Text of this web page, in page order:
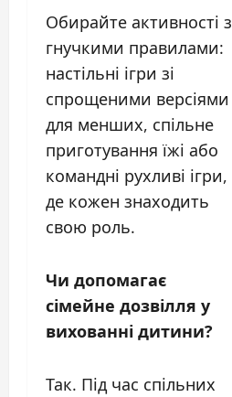
Обирайте активності з
гнучкими правилами:
настільні ігри зі
спрощеними версіями
для менших, спільне
приготування їжі або
командні рухливі ігри,
де кожен знаходить
свою роль.
Чи допомагає
сімейне дозвілля у
вихованні дитини?
Так. Під час спільних